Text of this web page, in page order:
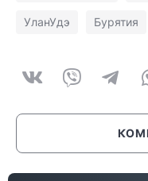
УланУдэ Бурятия